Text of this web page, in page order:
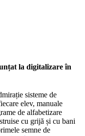
la digitalizare în
sisteme de
elev, manuale
de alfabetizare
cu grijă și cu bani
semne de